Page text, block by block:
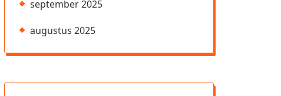
september 2025
augustus 2025